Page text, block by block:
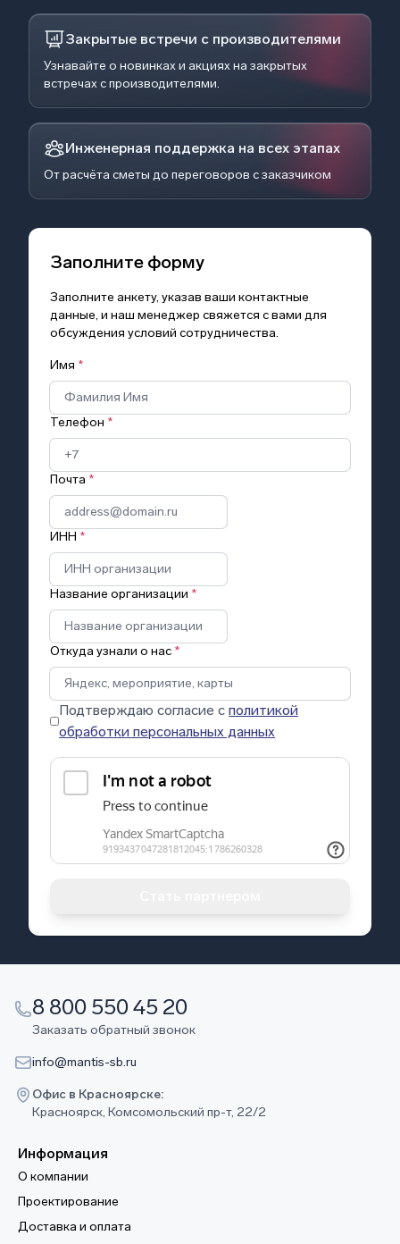
Закрытые встречи с производителями
Узнавайте о новинках и акциях на закрытых
встречах с производителями.
Инженерная поддержка на всех этапах
От расчёта сметы до переговоров с заказчиком
Заполните форму
Заполните анкету, указав ваши контактные
данные, и наш менеджер свяжется с вами для
обсуждения условий сотрудничества.
Имя *
Телефон *
Почта *
ИНН *
Название организации *
Откуда узнали о нас *
Подтверждаю согласие сполитикой
обработки персональных данных
8 800 550 45 20
Заказать обратный звонок
info@mantis-sb.ru
Офис в Красноярске:
Красноярск, Комсомольский пр-т, 22/2
Информация
О компании
Проектирование
Доставка и оплата